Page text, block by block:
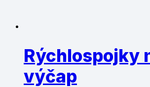
Rýchlospojky
výčap